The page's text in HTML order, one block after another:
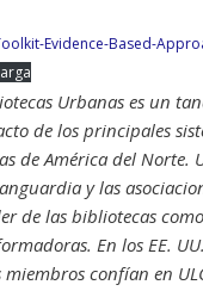
Evidence-Based-
Urbanas es un
de los principales
de América del Norte.
y las
de las bibliotecas
En los EE.
miembros confían en